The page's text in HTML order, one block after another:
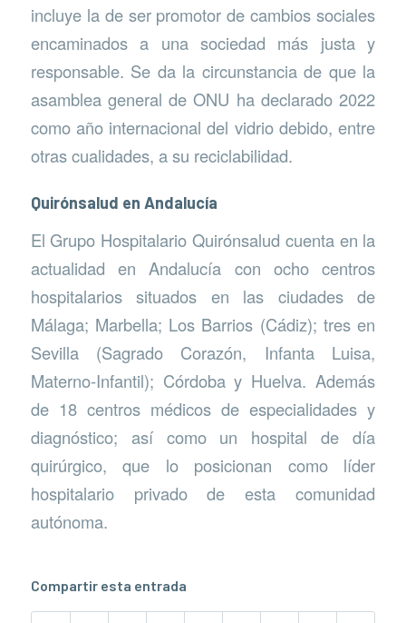
incluye la de ser promotor de cambios sociales
encaminados a una sociedad más justa y
responsable. Se da la circunstancia de que la
asamblea general de ONU ha declarado 2022
como año internacional del vidrio debido, entre
otras cualidades, a su reciclabilidad.
Quirónsalud en Andalucía
El Grupo Hospitalario Quirónsalud cuenta en la
actualidad en Andalucía con ocho centros
hospitalarios situados en las ciudades de
Málaga; Marbella; Los Barrios (Cádiz); tres en
Sevilla (Sagrado Corazón, Infanta Luisa,
Materno-Infantil); Córdoba y Huelva. Además
de 18 centros médicos de especialidades y
diagnóstico; así como un hospital de día
quirúrgico, que lo posicionan como líder
hospitalario privado de esta comunidad
autónoma.
Compartir esta entrada